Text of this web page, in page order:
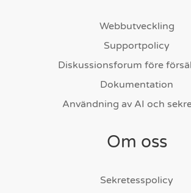
Webbutveckling
Supportpolicy
Diskussionsforum före
Dokumentation
Användning av AI och
Om oss
Sekretesspolicy